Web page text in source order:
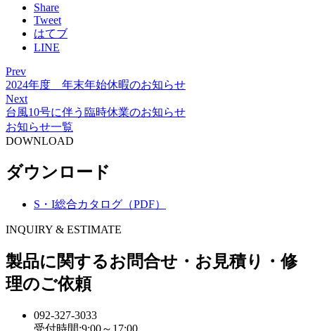
Share
Tweet
はてブ
LINE
Prev
2024年度 年末年始休暇のお知らせ
Next
台風10号に伴う臨時休業のお知らせ
お知らせ一覧
DOWNLOAD
ダウンロード
S・I総合カタログ（PDF）
INQUIRY & ESTIMATE
製品に関するお問合せ・お見積り・修
理のご依頼
092-327-3033